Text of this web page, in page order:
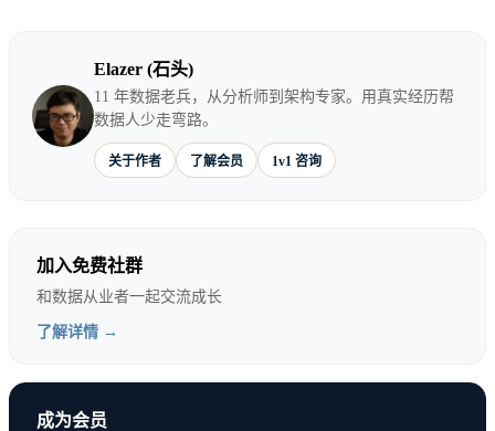
核心洞察
证明它值得做。技术价值必须翻译成业务价值，
否则它在组织眼里就是零。最好的技术方案如果
Elazer (石头)
11 年数据老兵，从分析师到架构专家。用真实经历帮
数据人少走弯路。
关于作者 了解会员 1v1 咨询
加入免费社群
和数据从业者一起交流成长
了解详情 →
成为会员